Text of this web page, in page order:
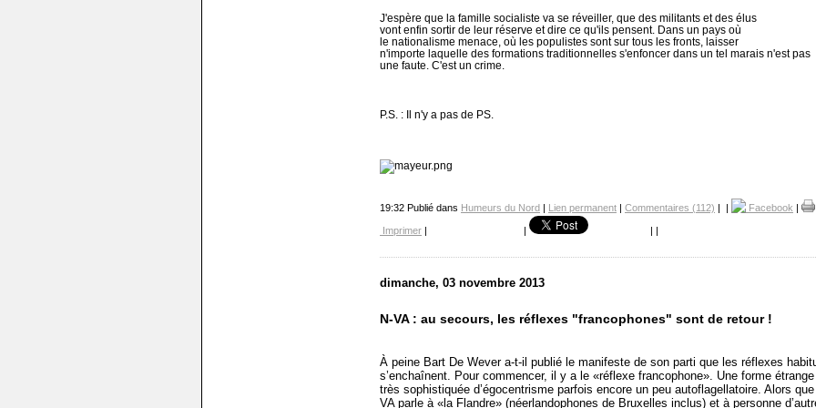
J'espère que la famille socialiste va se réveiller, que des militants et des élus
vont enfin sortir de leur réserve et dire ce qu'ils pensent. Dans un pays où
le nationalisme menace, où les populistes sont sur tous les fronts, laisser
n'importe laquelle des formations traditionnelles s'enfoncer dans un tel marais n'est pas
une faute. C'estun crime.
P.S. : Il n'y a pas de PS.
19:32 Publié dans Humeurs du Nord | Lien permanent | Commentaires (112) | | Facebook |
Imprimer | | | |
dimanche, 03 novembre 2013
N-VA : au secours, les réflexes "francophones" sont de retour !
À peine Bart De Wever a-t-il publié le manifeste de son parti que les réflexes
s’enchaînent. Pour commencer, il y a le «réflexe francophone». Une forme
très sophistiquée d’égocentrisme parfois encore un peu autoflagellatoire. Alors
VA parle à «la Flandre» (néerlandophones de Bruxelles inclus) et à personne